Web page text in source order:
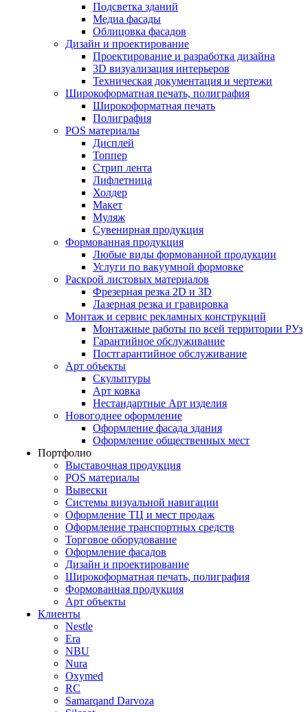
Подсветка зданий
Медиа фасады
Облицовка фасадов
Дизайн и проектирование
Проектирование и разработка дизайна
3D визуализация интерьеров
Техническая документация и чертежи
Широкоформатная печать, полиграфия
Широкоформатная печать
Полиграфия
POS материалы
Дисплей
Топпер
Стрип лента
Лифлетница
Холдер
Макет
Муляж
Сувенирная продукция
Формованная продукция
Любые виды формованной продукции
Услуги по вакуумной формовке
Раскрой листовых материалов
Фрезерная резка 2D и 3D
Лазерная резка и гравировка
Монтаж и сервис рекламных конструкций
Монтажные работы по всей территории РУз
Гарантийное обслуживание
Постгарантийное обслуживание
Арт объекты
Скульптуры
Арт ковка
Нестандартные Арт изделия
Новогоднее оформление
Оформление фасада здания
Оформление общественных мест
Портфолио
Выставочная продукция
POS материалы
Вывески
Системы визуальной навигации
Оформление ТЦ и мест продаж
Оформление транспортных средств
Торговое оборудование
Оформление фасадов
Дизайн и проектирование
Широкоформатная печать, полиграфия
Формованная продукция
Арт объекты
Клиенты
Nestle
Era
NBU
Nura
Oxymed
RC
Samarqand Darvoza